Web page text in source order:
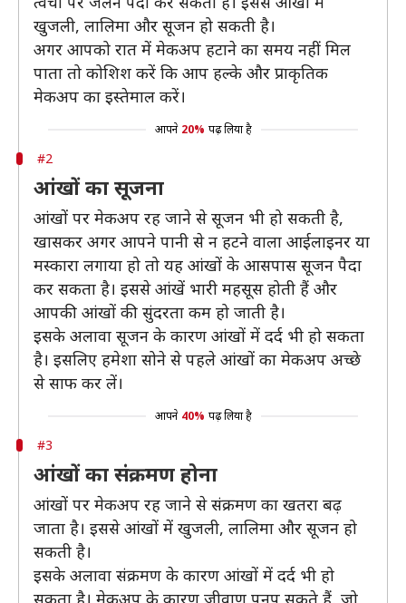
खुजली, लालिमा और सूजन हो सकती है।
अगर आपको रात में मेकअप हटाने का समय नहीं मिल
पाता तो कोशिश करें कि आप हल्के और प्राकृतिक
मेकअप का इस्तेमाल करें।
आपने 20% पढ़ लिया है
#2
आंखों का सूजना
आंखों पर मेकअप रह जाने से सूजन भी हो सकती है,
खासकर अगर आपने पानी से न हटने वाला आईलाइनर या
मस्कारा लगाया हो तो यह आंखों के आसपास सूजन पैदा
कर सकता है। इससे आंखें भारी महसूस होती हैं और
आपकी आंखों की सुंदरता कम हो जाती है।
इसके अलावा सूजन के कारण आंखों में दर्द भी हो सकता
है। इसलिए हमेशा सोने से पहले आंखों का मेकअप अच्छे
से साफ कर लें।
आपने 40% पढ़ लिया है
#3
आंखों का संक्रमण होना
आंखों पर मेकअप रह जाने से संक्रमण का खतरा बढ़
जाता है। इससे आंखों में खुजली, लालिमा और सूजन हो
सकती है।
इसके अलावा संक्रमण के कारण आंखों में दर्द भी हो
सकता है। मेकअप के कारण जीवाणु पनप सकते हैं, जो